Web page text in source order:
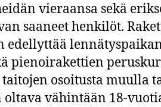
vieraansa sekä
saaneet henkilöt.
pienoirakettien
osoitusta muulla
vähintään 18-